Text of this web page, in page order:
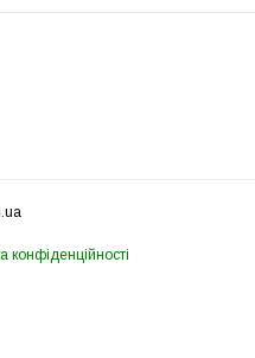
конфіденційності